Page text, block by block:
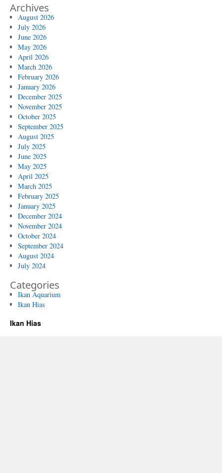
Archives
August 2026
July 2026
June 2026
May 2026
April 2026
March 2026
February 2026
January 2026
December 2025
November 2025
October 2025
September 2025
August 2025
July 2025
June 2025
May 2025
April 2025
March 2025
February 2025
January 2025
December 2024
November 2024
October 2024
September 2024
August 2024
July 2024
Categories
Ikan Aquarium
Ikan Hias
Ikan Hias